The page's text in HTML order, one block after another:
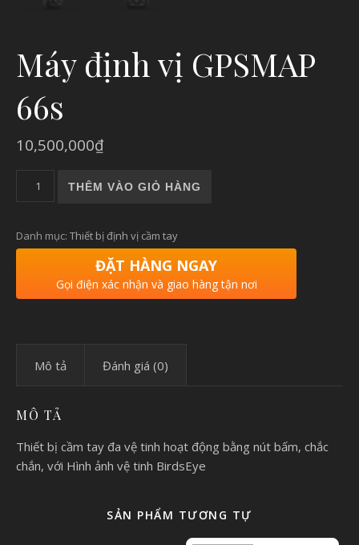
Máy định vị GPSMAP
66s
10,500,000₫
Máy định vị GPSMAP 66s số lượng
THÊM VÀO GIỎ HÀNG
Danh mục: Thiết bị định vị cầm tay
ĐẶT HÀNG NGAY
Gọi điện xác nhận và giao hàng tận nơi
Mô tả Đánh giá (0)
MÔ TẢ
Thiết bị cầm tay đa vệ tinh hoạt động bằng nút bấm, chắc
chắn, với Hình ảnh vệ tinh BirdsEye
SẢN PHẨM TƯƠNG TỰ